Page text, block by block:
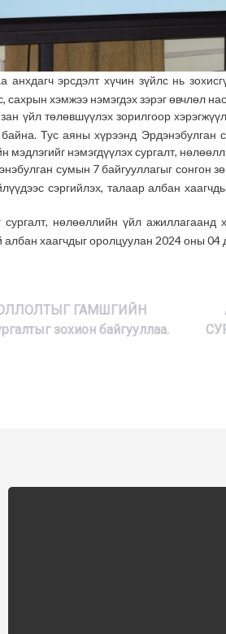
эрсдэлт хүчин зүйлс нь
хэмжээ нэмэгдэх зэрэг өвчлөл
үйл төлөвшүүлэх зорилгоор
Тус аяны хүрээнд
нэмэгдүүлэх сургалт,
сумын 7 байгууллагыг сонгон
сэргийлэх, талаар албан
нөлөөллийн үйл
хаагчдыг оролцуулан 2024 оны
ГАМШГИЙН
зохион байгууллаа.